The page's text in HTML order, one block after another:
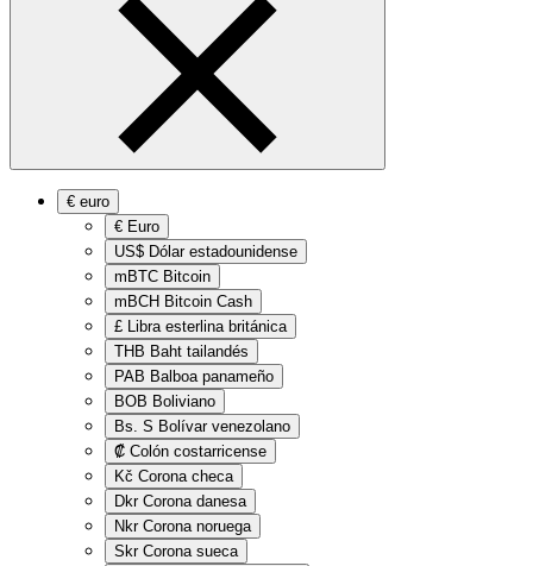
€ euro
€ Euro
US$ Dólar estadounidense
mBTC Bitcoin
mBCH Bitcoin Cash
£ Libra esterlina británica
THB Baht tailandés
PAB Balboa panameño
BOB Boliviano
Bs. S Bolívar venezolano
₡ Colón costarricense
Kč Corona checa
Dkr Corona danesa
Nkr Corona noruega
Skr Corona sueca